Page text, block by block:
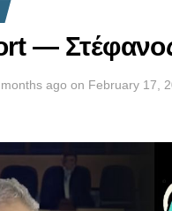
—
ago on February 17,